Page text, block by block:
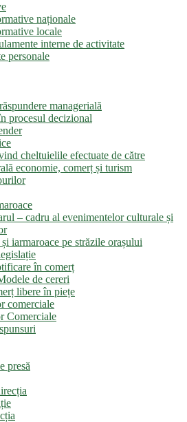
naționale
locale
interne de activitate
personale
managerială
procesul decizional
cheltuielile efectuate de către
economie, comerț și turism
– cadru al evenimentelor culturale și
iarmaroace pe străzile orașului
în comerț
de cereri
libere în piețe
comerciale
Comerciale
presă